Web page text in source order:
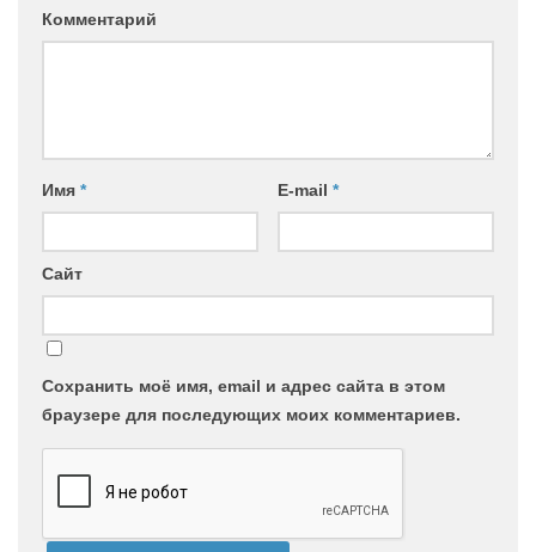
Комментарий
Имя * E-mail *
Сайт
Сохранить моё имя, email и адрес сайта в этом
браузере для последующих моих комментариев.